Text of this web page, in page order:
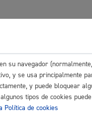
Vivienda y
y Derechos Humanos
su navegador
y se usa principalmente
y puede bloquear
tipos de cookies
Política de cookies